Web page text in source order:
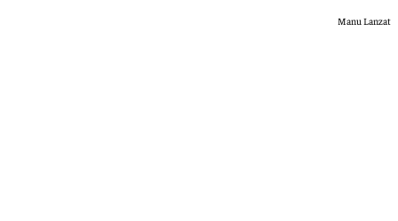
Manu Lanzat